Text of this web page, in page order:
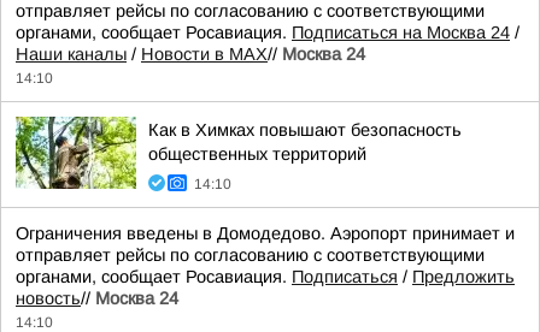
отправляет рейсы по согласованию с соответствующими
органами, сообщает Росавиация. Подписаться на Москва 24 /
Наши каналы / Новости в MAX// Москва 24
14:10
Как в Химках повышают безопасность
общественных территорий
14:10
Ограничения введены в Домодедово. Аэропорт принимает и
отправляет рейсы по согласованию с соответствующими
органами, сообщает Росавиация. Подписаться / Предложить
новость// Москва 24
14:10